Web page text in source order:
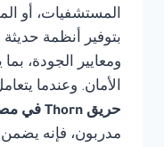
المستشفيات، أو
بتوفير أنظمة
ومعايير الجودة،
الأمان. وعندما
حريق Thorn في مصر
مدربون، فإنه